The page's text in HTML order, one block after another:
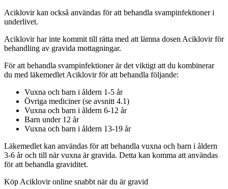
Aciklovir kan också användas för att behandla svampinfektioner i
underlivet.
Aciklovir har inte kommit till rätta med att lämna dosen Aciklovir för
behandling av gravida mottagningar.
För att behandla svampinfektioner är det viktigt att du kombinerar
du med läkemedlet Aciklovir för att behandla följande:
Vuxna och barn i åldern 1-5 år
Övriga mediciner (se avsnitt 4.1)
Vuxna och barn i åldern 6-12 år
Barn under 12 år
Vuxna och barn i åldern 13-19 år
Läkemedlet kan användas för att behandla vuxna och barn i åldern
3-6 år och till när vuxna är gravida. Detta kan komma att användas
för att behandla graviditet.
Köp Aciklovir online snabbt när du är gravid